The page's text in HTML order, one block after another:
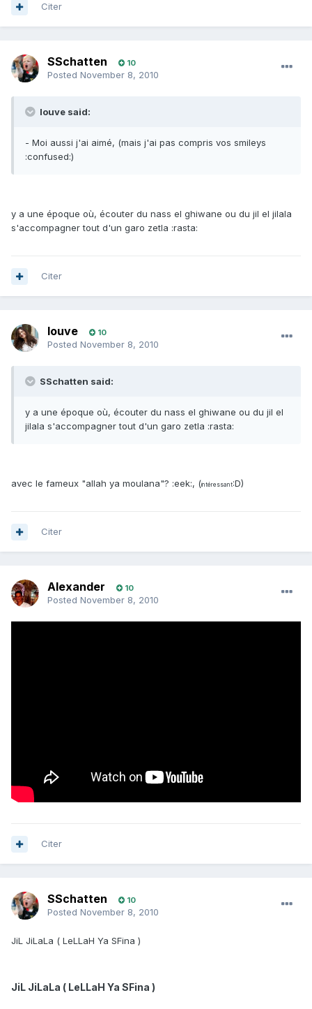
Citer
SSchatten 10
Posted November 8, 2010
louve said:
- Moi aussi j'ai aimé, (mais j'ai pas compris vos smileys
:confused:)
y a une époque où, écouter du nass el ghiwane ou du jil el jilala
s'accompagner tout d'un garo zetla :rasta:
Citer
louve 10
Posted November 8, 2010
SSchatten said:
y a une époque où, écouter du nass el ghiwane ou du jil el
jilala s'accompagner tout d'un garo zetla :rasta:
avec le fameux "allah ya moulana"? :eek:, (intéressant:D)
Citer
Alexander 10
Posted November 8, 2010
Citer
SSchatten 10
Posted November 8, 2010
JiL JiLaLa ( LeLLaH Ya SFina )
JiL JiLaLa ( LeLLaH Ya SFina )